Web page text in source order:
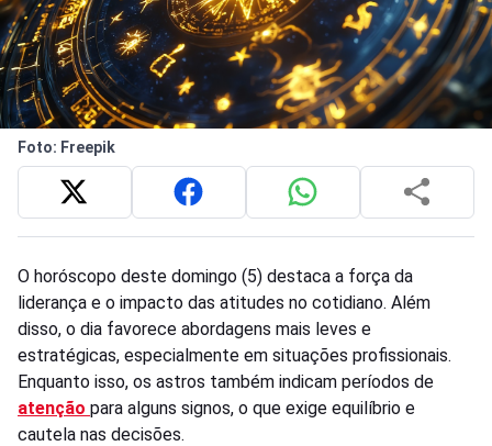
Foto: Freepik
O horóscopo deste domingo (5) destaca a força da
liderança e o impacto das atitudes no cotidiano. Além
disso, o dia favorece abordagens mais leves e
estratégicas, especialmente em situações profissionais.
Enquanto isso, os astros também indicam períodos de
atenção para alguns signos, o que exige equilíbrio e
cautela nas decisões.